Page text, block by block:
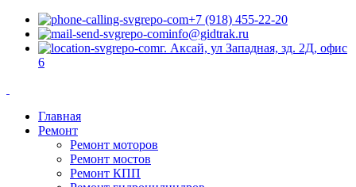
+7 (918) 455-22-20
info@gidtrak.ru
г. Аксай, ул Западная, зд. 2Д, офис
6
Главная
Ремонт
Ремонт моторов
Ремонт мостов
Ремонт КПП